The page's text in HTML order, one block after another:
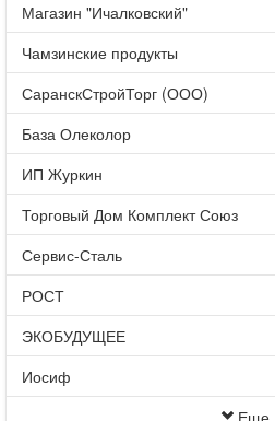
Магазин "Ичалковский"
Чамзинские продукты
СаранскСтройТорг (ООО)
База Олеколор
ИП Журкин
Торговый Дом Комплект Союз
Сервис-Сталь
РОСТ
ЭКОБУДУЩЕЕ
Иосиф
Еще